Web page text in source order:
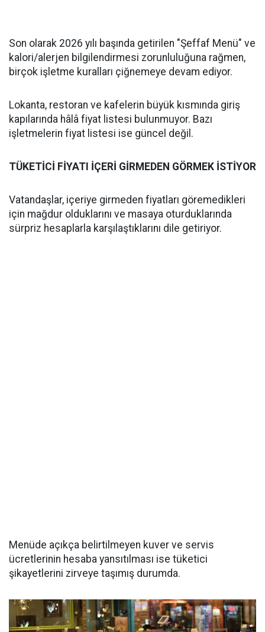
Son olarak 2026 yılı başında getirilen "Şeffaf Menü" ve
kalori/alerjen bilgilendirmesi zorunluluğuna rağmen,
birçok işletme kuralları çiğnemeye devam ediyor.
Lokanta, restoran ve kafelerin büyük kısmında giriş
kapılarında hâlâ fiyat listesi bulunmuyor. Bazı
işletmelerin fiyat listesi ise güncel değil.
TÜKETİCİ FİYATI İÇERİ GİRMEDEN GÖRMEK İSTİYOR
Vatandaşlar, içeriye girmeden fiyatları göremedikleri
için mağdur olduklarını ve masaya oturduklarında
sürpriz hesaplarla karşılaştıklarını dile getiriyor.
Menüde açıkça belirtilmeyen kuver ve servis
ücretlerinin hesaba yansıtılması ise tüketici
şikayetlerini zirveye taşımış durumda.